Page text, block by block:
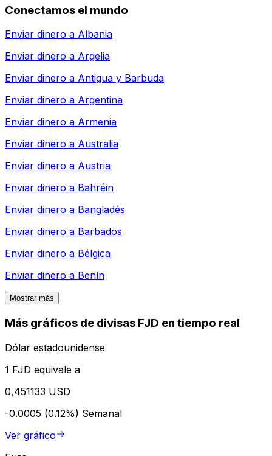
Conectamos el mundo
Enviar dinero a Albania
Enviar dinero a Argelia
Enviar dinero a Antigua y Barbuda
Enviar dinero a Argentina
Enviar dinero a Armenia
Enviar dinero a Australia
Enviar dinero a Austria
Enviar dinero a Bahréin
Enviar dinero a Bangladés
Enviar dinero a Barbados
Enviar dinero a Bélgica
Enviar dinero a Benín
Mostrar más
Más gráficos de divisas FJD en tiempo real
Dólar estadounidense
1 FJD equivale a
0,451133 USD
-0.0005 (0.12%) Semanal
Ver gráfico